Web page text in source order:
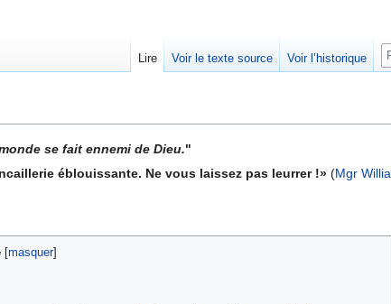
se fait ennemi de Dieu."
éblouissante. Ne vous laissez pas leurrer !» (Mgr
Lire Voir le texte source Voir l’historique